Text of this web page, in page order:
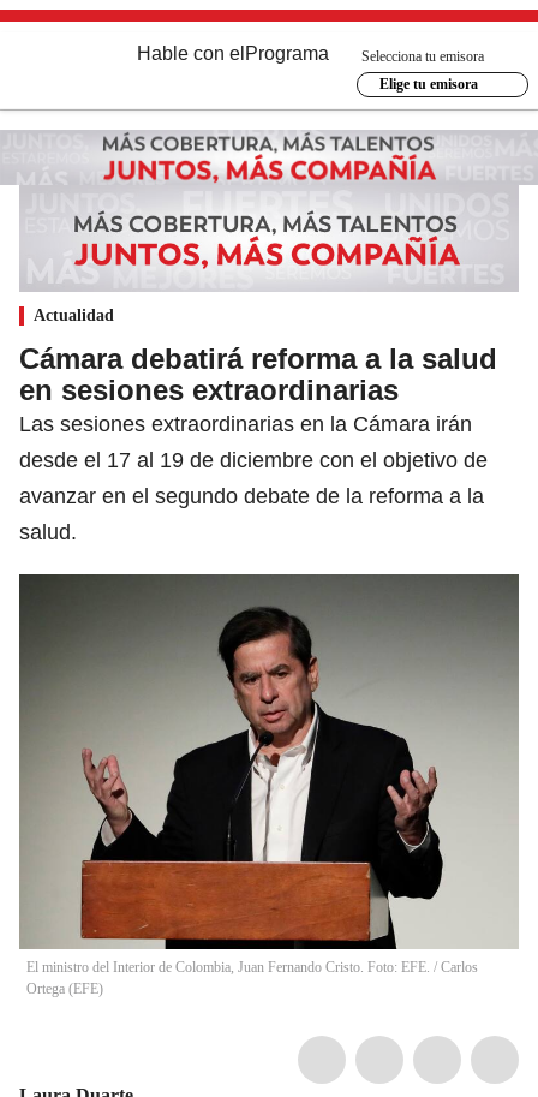
Hable con el Programa
Selecciona tu emisora
Elige tu emisora
Actualidad
Cámara debatirá reforma a la salud
en sesiones extraordinarias
Las sesiones extraordinarias en la Cámara irán
desde el 17 al 19 de diciembre con el objetivo de
avanzar en el segundo debate de la reforma a la
salud.
El ministro del Interior de Colombia, Juan Fernando Cristo. Foto: EFE. / Carlos
Ortega (EFE)